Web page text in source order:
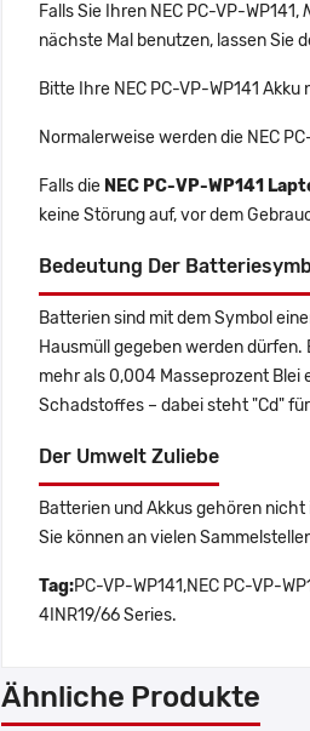
Falls Sie Ihren NEC PC-VP-WP141,
nächste Mal benutzen, lassen Sie
Bitte Ihre NEC PC-VP-WP141
Normalerweise werden die NEC
Falls die NEC PC-VP-WP141
keine Störung auf, vor dem
Bedeutung Der
Batterien sind mit dem Symbol
Hausmüll gegeben werden
mehr als 0,004 Masseprozent
Schadstoffes – dabei steht "Cd"
Der Umwelt Zuliebe
Batterien und Akkus gehören nicht
Sie können an vielen
Tag:PC-VP-WP141,NEC PC-VP-
4INR19/66 Series.
Ähnliche Produkte